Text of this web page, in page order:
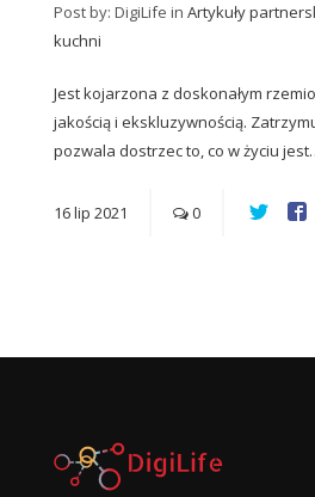
Post by: DigiLife in Artykuły
kuchni
Jest kojarzona z doskonałym
jakością i ekskluzywnością.
pozwala dostrzec to, co w życiu
16lip 2021 0